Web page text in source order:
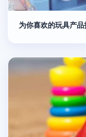
为你喜欢的玩具产